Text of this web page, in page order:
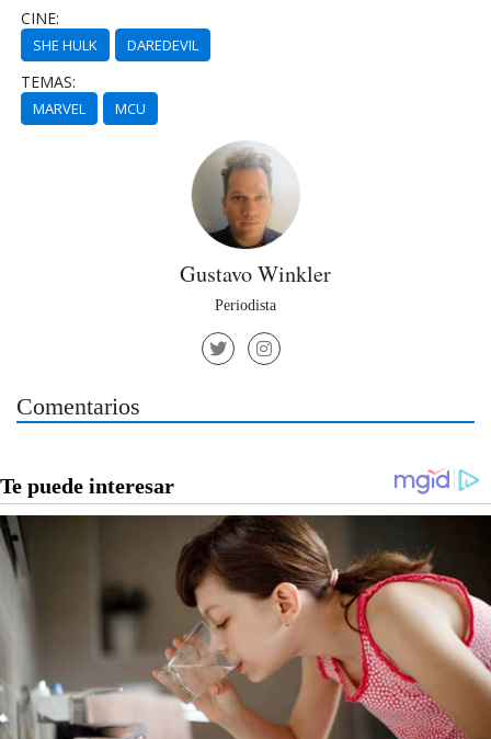
CINE:
SHE HULK DAREDEVIL
TEMAS:
MARVEL MCU
Gustavo Winkler
Periodista
Comentarios